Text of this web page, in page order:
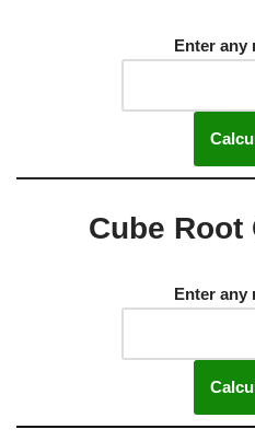
Enter any
Cube
Enter any